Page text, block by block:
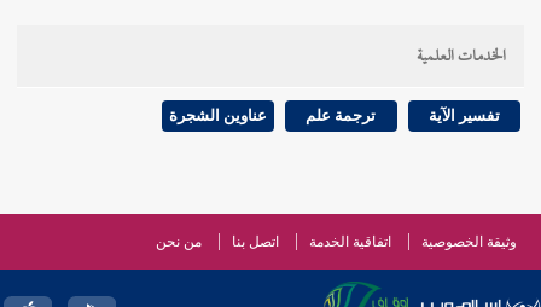
الخدمات العلمية
تفسير الآية ترجمة علم عناوين الشجرة
وثيقة الخصوصية اتفاقية الخدمة اتصل بنا من نحن